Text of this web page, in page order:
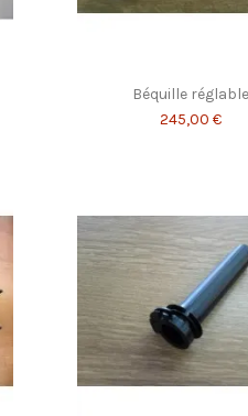
Béquille réglable
245,00 €